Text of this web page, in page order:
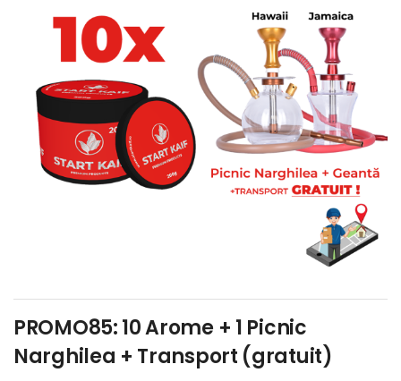
Îți amintești de mine Pierdut parola?
PROMO85: 10 Arome + 1 Picnic
Narghilea + Transport (gratuit)